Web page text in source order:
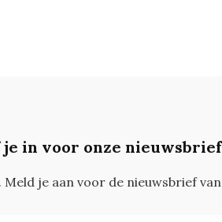
in voor onze nieuwsbrief
je aan voor de nieuwsbrief